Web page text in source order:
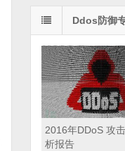
Ddos防御
2016年DDoS 攻
析报告